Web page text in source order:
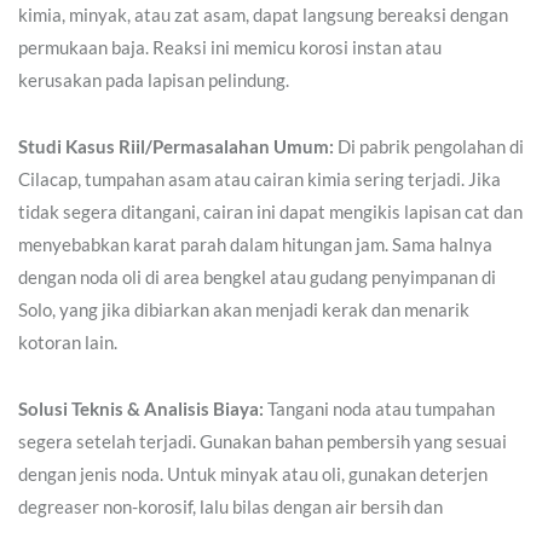
kimia, minyak, atau zat asam, dapat langsung bereaksi dengan
permukaan baja. Reaksi ini memicu korosi instan atau
kerusakan pada lapisan pelindung.
Studi Kasus Riil/Permasalahan Umum: Di pabrik pengolahan di
Cilacap, tumpahan asam atau cairan kimia sering terjadi. Jika
tidak segera ditangani, cairan ini dapat mengikis lapisan cat dan
menyebabkan karat parah dalam hitungan jam. Sama halnya
dengan noda oli di area bengkel atau gudang penyimpanan di
Solo, yang jika dibiarkan akan menjadi kerak dan menarik
kotoran lain.
Solusi Teknis & Analisis Biaya: Tangani noda atau tumpahan
segera setelah terjadi. Gunakan bahan pembersih yang sesuai
dengan jenis noda. Untuk minyak atau oli, gunakan deterjen
degreaser non-korosif, lalu bilas dengan air bersih dan